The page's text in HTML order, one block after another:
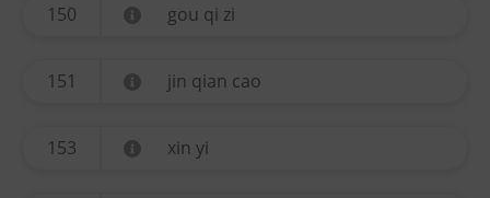
150 gou qi zi
151 jin qian cao
153 xin yi